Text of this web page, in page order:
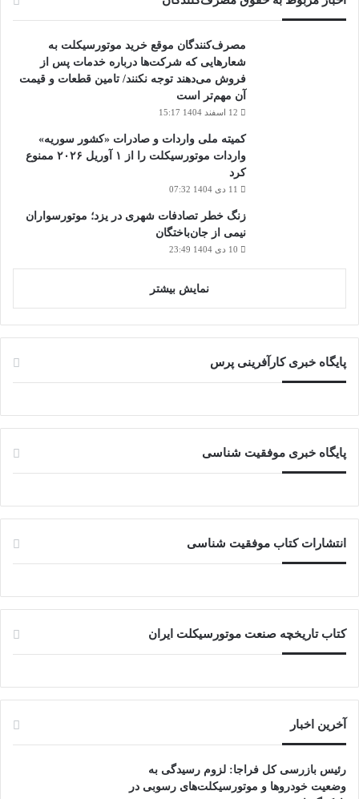
مصرف‌کنندگان موقع خرید موتورسیکلت به
شعارهایی که شرکت‌ها درباره خدمات پس از
فروش می‌دهند توجه نکنند/ تامین قطعات و قیمت
آن مهم‌تر است
12 اسفند 1404 15:17
کمیته ملی واردات و صادرات «کشور سوریه»
واردات موتورسیکلت را از ۱ آوریل ۲۰۲۶ ممنوع
کرد
11 دی 1404 07:32
زنگ خطر تصادفات شهری در یزد؛ موتورسواران
نیمی از جان‌باختگان
10 دی 1404 23:49
نمایش بیشتر
پایگاه خبری کارآفرینی پرس
پایگاه خبری موفقیت شناسی
انتشارات کتاب موفقیت شناسی
کتاب تاریخچه صنعت موتورسیکلت ایران
آخرین اخبار
رئیس بازرسی کل فراجا: لزوم رسیدگی به
وضعیت خودروها و موتورسیکلت‌های رسوبی در